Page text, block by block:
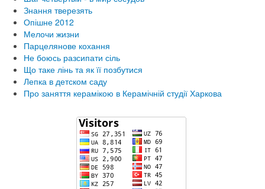
Знання тверезять
Опішне 2012
Мелочи жизни
Парцелянове кохання
Не боюсь разсипати сіль
Що таке лінь та як її позбутися
Лепка в детском саду
Про заняття керамікою в Керамічній студії Харкова